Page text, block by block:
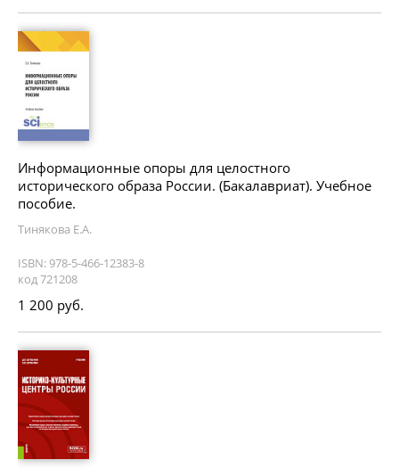
Информационные опоры для целостного
исторического образа России. (Бакалавриат). Учебное
пособие.
Тинякова Е.А.
ISBN: 978-5-466-12383-8
код 721208
1 200 руб.